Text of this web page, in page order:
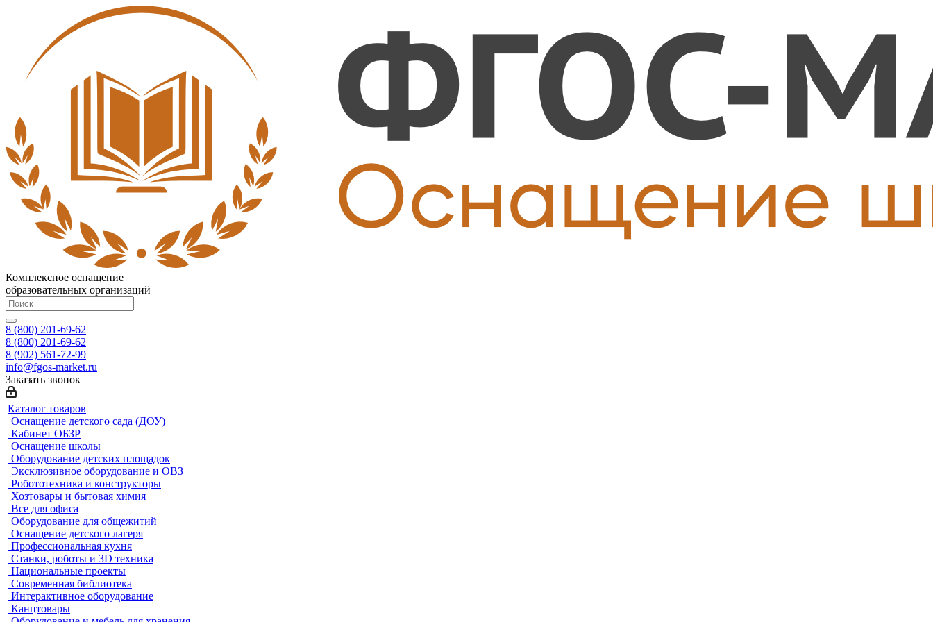
Комплексное оснащение
образовательных организаций
8 (800) 201-69-62
8 (800) 201-69-62
8 (902) 561-72-99
info@fgos-market.ru
Заказать звонок
Каталог товаров
Оснащение детского сада (ДОУ)
Кабинет ОБЗР
Оснащение школы
Оборудование детских площадок
Эксклюзивное оборудование и ОВЗ
Робототехника и конструкторы
Хозтовары и бытовая химия
Все для офиса
Оборудование для общежитий
Оснащение детского лагеря
Профессиональная кухня
Станки, роботы и 3D техника
Национальные проекты
Современная библиотека
Интерактивное оборудование
Канцтовары